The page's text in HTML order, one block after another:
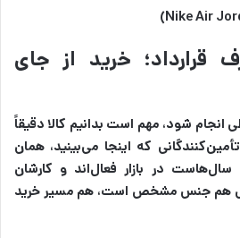
قرارداد؛ خرید از جای
انجام شود، مهم است بدانیم کالا دقیقاً
که اینجا می‌بینید، همان
در بازار فعال‌اند و کارشان
هم جنس مشخص است، هم مسیر خرید